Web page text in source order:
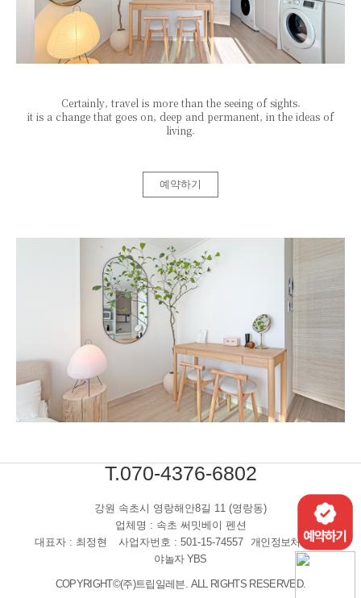
Certainly, travel is more than the seeing of sights.
it is a change that goes on, deep and permanent, in the ideas of
living.
예약하기
T.070-4376-6802
강원 속초시 영랑해안8길 11 (영랑동)
업체명 : 속초 써밋베이 펜션
대표자 : 최정현
사업자번호 : 501-15-74557
개인정보처리방침
야놀자 YBS
COPYRIGHT©(주)트립일레븐. ALL RIGHTS RESERVED.